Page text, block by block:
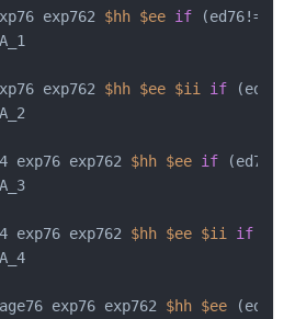
exp762 $hh $ee if (ed76!=.)
exp762 $hh $ee $ii if
exp76 exp762 $hh $ee if
exp76 exp762 $hh $ee $ii if
exp76 exp762 $hh $ee (ed76